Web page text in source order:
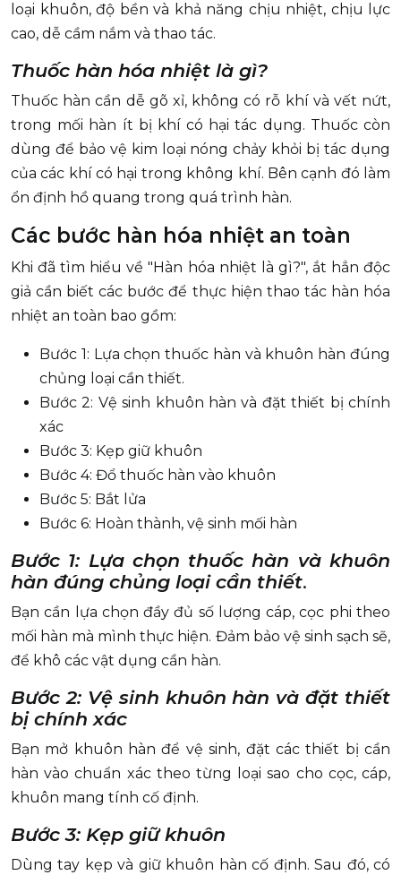
loại khuôn, độ bền và khả năng chịu nhiệt, chịu lực
cao, dễ cầm nắm và thao tác.
Thuốc hàn hóa nhiệt là gì?
Thuốc hàn cần dễ gõ xỉ, không có rỗ khí và vết nứt,
trong mối hàn ít bị khí có hại tác dụng. Thuốc còn
dùng để bảo vệ kim loại nóng chảy khỏi bị tác dụng
của các khí có hại trong không khí. Bên cạnh đó làm
ổn định hồ quang trong quá trình hàn.
Các bước hàn hóa nhiệt an toàn
Khi đã tìm hiểu về "Hàn hóa nhiệt là gì?", ắt hẳn độc
giả cần biết các bước để thực hiện thao tác hàn hóa
nhiệt an toàn bao gồm:
Bước 1: Lựa chọn thuốc hàn và khuôn hàn đúng
chủng loại cần thiết.
Bước 2: Vệ sinh khuôn hàn và đặt thiết bị chính
xác
Bước 3: Kẹp giữ khuôn
Bước 4: Đổ thuốc hàn vào khuôn
Bước 5: Bắt lửa
Bước 6: Hoàn thành, vệ sinh mối hàn
Bước 1: Lựa chọn thuốc hàn và khuôn
hàn đúng chủng loại cần thiết.
Bạn cần lựa chọn đầy đủ số lượng cáp, cọc phi theo
mối hàn mà mình thực hiện. Đảm bảo vệ sinh sạch sẽ,
để khô các vật dụng cần hàn.
Bước 2: Vệ sinh khuôn hàn và đặt thiết
bị chính xác
Bạn mở khuôn hàn để vệ sinh, đặt các thiết bị cần
hàn vào chuẩn xác theo từng loại sao cho cọc, cáp,
khuôn mang tính cố định.
Bước 3: Kẹp giữ khuôn
Dùng tay kẹp và giữ khuôn hàn cố định. Sau đó, có